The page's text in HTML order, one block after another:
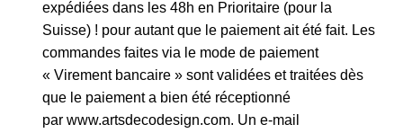
expédiées dans les 48h en Prioritaire (pour la
Suisse) ! pour autant que le paiement ait été fait. Les
commandes faites via le mode de paiement
« Virement bancaire » sont validées et traitées dès
que le paiement a bien été réceptionné
par www.artsdecodesign.com. Un e-mail